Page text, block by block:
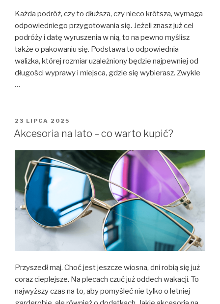
Każda podróż, czy to dłuższa, czy nieco krótsza, wymaga
odpowiedniego przygotowania się. Jeżeli znasz już cel
podróży i datę wyruszenia w nią, to na pewno myślisz
także o pakowaniu się. Podstawa to odpowiednia
walizka, której rozmiar uzależniony będzie najpewniej od
długości wyprawy i miejsca, gdzie się wybierasz. Zwykle
…
OPUBLIKOWANE
W
23 LIPCA 2025
Akcesoria na lato – co warto kupić?
Przyszedł maj. Choć jest jeszcze wiosna, dni robią się już
coraz cieplejsze. Na plecach czuć już oddech wakacji. To
najwyższy czas na to, aby pomyśleć nie tylko o letniej